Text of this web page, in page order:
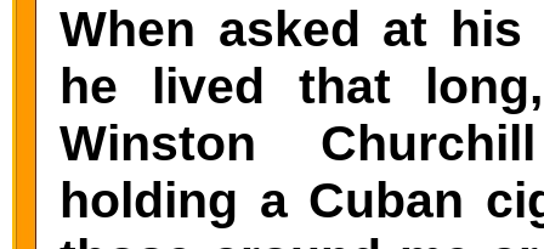
When asked at
he lived that
Winston
holding a Cuban